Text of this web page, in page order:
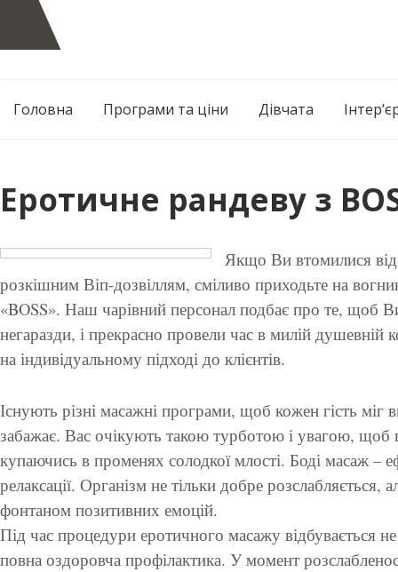
Головна Програми та ціни Дівчата
Еротичне рандеву з
Якщо Ви втомилися від
розкішним Віп-дозвіллям, сміливо приходьте на
«BOSS». Наш чарівний персонал подбає про те, щоб
негаразди, і прекрасно провели час в милій душевній
на індивідуальному підході до клієнтів.
Існують різні масажні програми, щоб кожен гість
забажає. Вас очікують такою турботою і увагою, щоб
купаючись в променях солодкої млості. Боді масаж –
релаксації. Організм не тільки добре розслабляється,
фонтаном позитивних емоцій.
Під час процедури еротичного масажу відбувається
повна оздоровча профілактика. У момент